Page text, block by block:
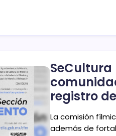
registro
La comisión
además de